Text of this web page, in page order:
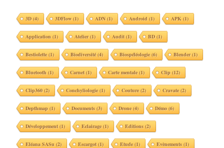
3D(4) 3DFlow(1) ADN(1) Android (1) APK (1)
Application (1) Atelier(1) Audit(1) BD(1)
Bestiolette(1) Biodiversité(4) Biospéléologie(6) Blender(1)
Bluetooth (1) Carnet(1) Carte mentale(1) Clip (12)
Clip360(2) Conchyliologie(1) Couture(2) Cravate(2)
Depthmap (1) Documents(3) Drone(4) Démo(6)
Développement(1) Eclairage(1) Editions(2)
Eléana SASu (2) Escargot(1) Etude(1) Evènements(1)